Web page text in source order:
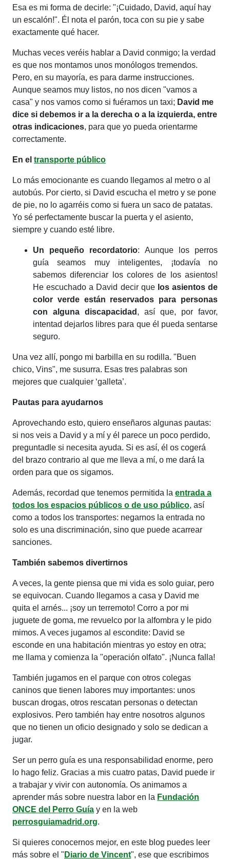
Esa es mi forma de decirle: "¡Cuidado, David, aquí hay
un escalón!". Él nota el parón, toca con su pie y sabe
exactamente qué hacer.
Muchas veces veréis hablar a David conmigo; la verdad
es que nos montamos unos monólogos tremendos.
Pero, en su mayoría, es para darme instrucciones.
Aunque seamos muy listos, no nos dicen "vamos a
casa" y nos vamos como si fuéramos un taxi; David me
dice si debemos ir a la derecha o a la izquierda, entre
otras indicaciones, para que yo pueda orientarme
correctamente.
En el transporte público
Lo más emocionante es cuando llegamos al metro o al
autobús. Por cierto, si David escucha el metro y se pone
de pie, no lo agarréis como si fuera un saco de patatas.
Yo sé perfectamente buscar la puerta y el asiento,
siempre y cuando esté libre.
Un pequeño recordatorio: Aunque los perros
guía seamos muy inteligentes, ¡todavía no
sabemos diferenciar los colores de los asientos!
He escuchado a David decir que los asientos de
color verde están reservados para personas
con alguna discapacidad , así que, por favor,
intentad dejarlos libres para que él pueda sentarse
seguro.
Una vez allí, pongo mi barbilla en su rodilla. "Buen
chico, Vins", me susurra. Esas tres palabras son
mejores que cualquier ‘galleta’.
Pautas para ayudarnos
Aprovechando esto, quiero enseñaros algunas pautas:
si nos veis a David y a mí y él parece un poco perdido,
preguntadle si necesita ayuda. Si es así, él os cogerá
del brazo contrario al que me lleva a mí, o me dará la
orden para que os sigamos.
Además, recordad que tenemos permitida la entrada a
todos los espacios públicos o de uso público, así
como a todos los transportes: negarnos la entrada no
solo es una discriminación, sino que puede acarrear
sanciones.
También sabemos divertirnos
A veces, la gente piensa que mi vida es solo guiar, pero
se equivocan. Cuando llegamos a casa y David me
quita el arnés... ¡soy un terremoto! Corro a por mi
juguete de goma, me revuelco por la alfombra y le pido
mimos. A veces jugamos al escondite: David se
esconde en una habitación mientras yo estoy en otra;
me llama y comienza la "operación olfato". ¡Nunca falla!
También jugamos en el parque con otros colegas
caninos que tienen labores muy importantes: unos
buscan drogas, otros rescatan personas o detectan
explosivos. Pero también hay entre nosotros algunos
que no tienen un oficio designado y solo se dedican a
jugar.
Ser un perro guía es una responsabilidad enorme, pero
lo hago feliz. Gracias a mis cuatro patas, David puede ir
a trabajar y vivir con autonomía. Os animamos a
aprender más sobre nuestra labor en la Fundación
ONCE del Perro Guía y en la web
perrosguiamadrid.org.
Si quieres conocernos mejor, en este blog puedes leer
más sobre el " Diario de Vincent", ese que escribimos